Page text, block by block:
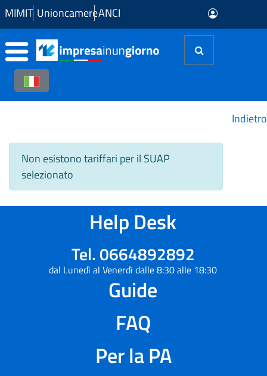
Skip to Main Content
MIMIT UnioncamereANCI
Non esistono tariffari per il SUAP
selezionato
Indietro
Help Desk
Tel. 0664892892
dal Lunedì al Venerdì dalle 8:30 alle 18:30
Guide
FAQ
Per la PA